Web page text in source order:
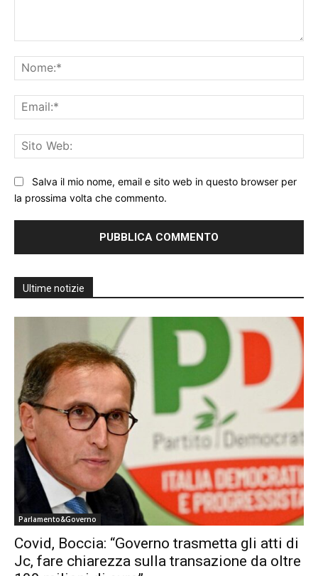
Salva il mio nome, email e sito web in questo browser per
la prossima volta che commento.
Ultime notizie
Parlamento&Governo
Covid, Boccia: “Governo trasmetta gli atti di
Jc, fare chiarezza sulla transazione da oltre